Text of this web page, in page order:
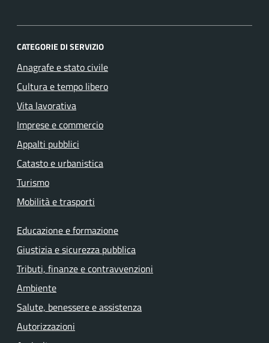
CATEGORIE DI SERVIZIO
Anagrafe e stato civile
Cultura e tempo libero
Vita lavorativa
Imprese e commercio
Appalti pubblici
Catasto e urbanistica
Turismo
Mobilità e trasporti
Educazione e formazione
Giustizia e sicurezza pubblica
Tributi, finanze e contravvenzioni
Ambiente
Salute, benessere e assistenza
Autorizzazioni